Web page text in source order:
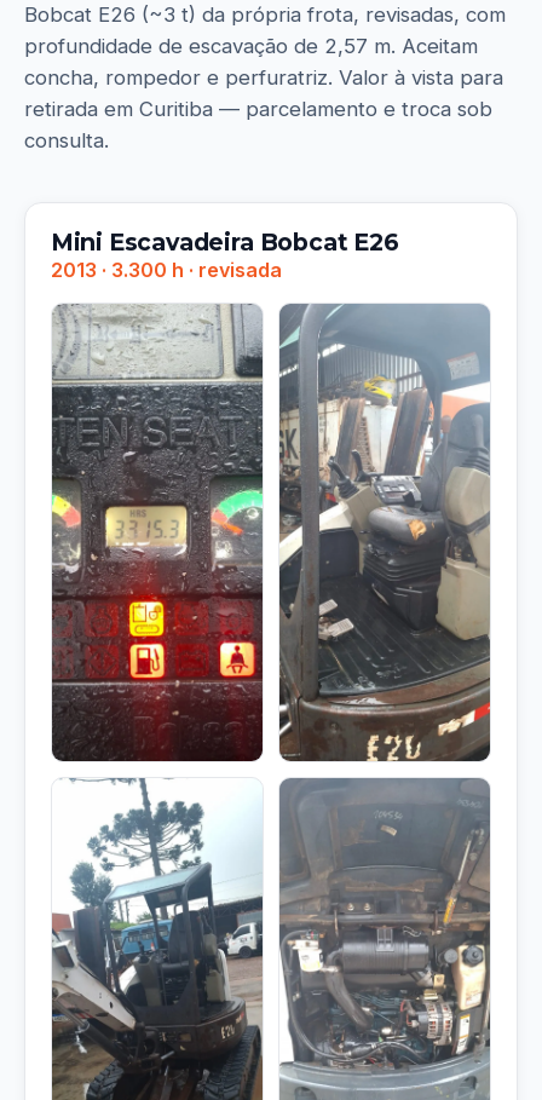
Bobcat E26 (~3 t) da própria frota, revisadas, com
profundidade de escavação de 2,57 m. Aceitam
concha, rompedor e perfuratriz. Valor à vista para
retirada em Curitiba — parcelamento e troca sob
consulta.
Mini Escavadeira Bobcat E26
2013 · 3.300 h · revisada